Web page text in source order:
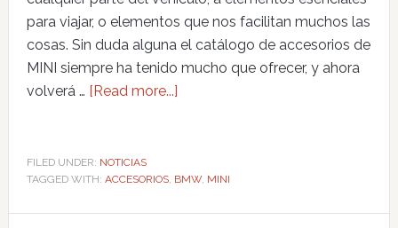
para viajar, o elementos que nos facilitan muchos las
cosas. Sin duda alguna el catálogo de accesorios de
MINI siempre ha tenido mucho que ofrecer, y ahora
volverá … [Read more...]
FILED UNDER: NOTICIAS
TAGGED WITH: ACCESORIOS, BMW, MINI